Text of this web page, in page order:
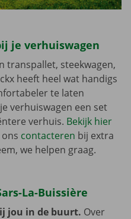
je verhuiswagen
transpallet, steekwagen,
heeft heel wat handigs
te laten
verhuiswagen een set
verhuis. Bekijk hier
ons contacteren bij extra
we helpen graag.
La-Buissière
jou in de buurt. Over